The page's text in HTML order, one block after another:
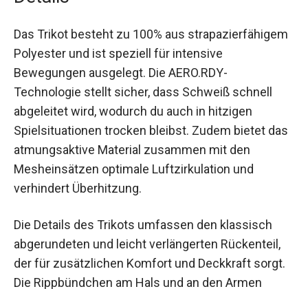
Details
Das Trikot besteht zu 100% aus
strapazierfähigem Polyester und ist speziell für
intensive Bewegungen ausgelegt. Die AERO.RDY-
Technologie stellt sicher, dass Schweiß schnell
abgeleitet wird, wodurch du auch in hitzigen
Spielsituationen trocken bleibst. Zudem bietet
das atmungsaktive Material zusammen mit den
Mesheinsätzen optimale Luftzirkulation und
verhindert Überhitzung.
Die Details des Trikots umfassen den klassisch
abgerundeten und leicht verlängerten Rückenteil,